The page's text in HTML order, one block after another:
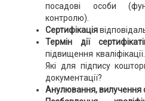
посадові особи
контролю).
Сертифікація
Термін дії
підвищення
Які для підпису
документації?
Анулювання, вилучення